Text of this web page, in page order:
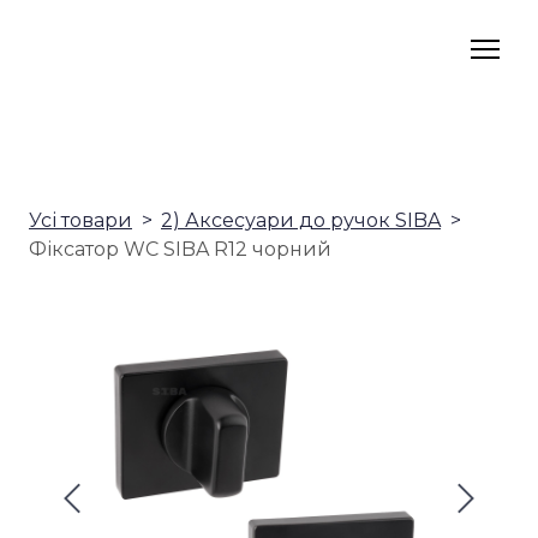
Усі товари
2) Аксесуари до ручок SIBA
Фіксатор WC SIBA R12 чорний